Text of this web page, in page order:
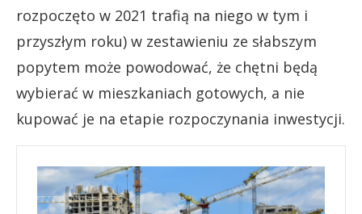
rozpoczęto w 2021 trafią na niego w tym i
przyszłym roku) w zestawieniu ze słabszym
popytem może powodować, że chętni będą
wybierać w mieszkaniach gotowych, a nie
kupować je na etapie rozpoczynania inwestycji.